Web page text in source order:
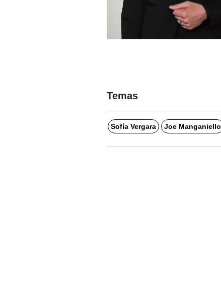
Temas
Sofía Vergara Joe Manganiello